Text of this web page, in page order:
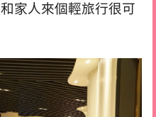
家人來個輕旅行很可